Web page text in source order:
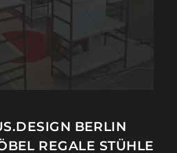
BERLIN
REGALE STÜHLE